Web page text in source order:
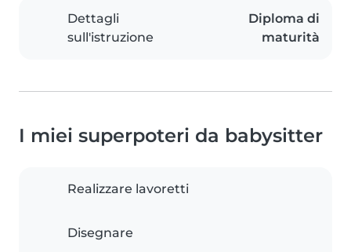
Dettagli
sull'istruzione
Diploma di
maturità
I miei superpoteri da babysitter
Realizzare lavoretti
Disegnare